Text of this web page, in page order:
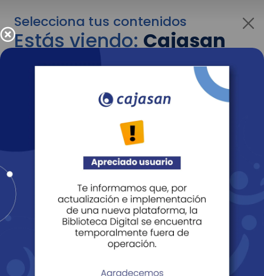
Selecciona tus contenidos
Estás viendo:Cajasan
corporativo
Para cambiar al contenido de tu interés más
adelante recuerda utilizar el menú
Entendido